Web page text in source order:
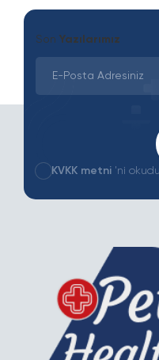
Son Yazılarımız
KVKK metni 'ni